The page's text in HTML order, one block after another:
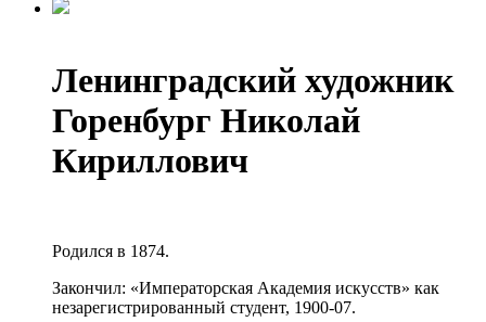
Ленинградский художник
Горенбург Николай
Кириллович
Родился в 1874.
Закончил: «Императорская Академия искусств» как
незарегистрированный студент, 1900-07.